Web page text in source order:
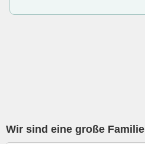
Wir sind eine große Familie